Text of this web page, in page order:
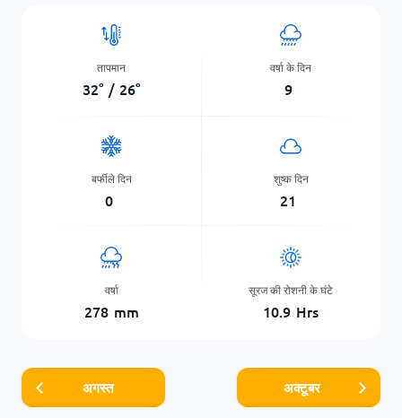
तापमान
32° / 26°
वर्षा के दिन
9
बर्फीले दिन
0
शुष्क दिन
21
वर्षा
278 mm
सूरज की रोशनी के घंटे
10.9 Hrs
अगस्त अक्टूबर